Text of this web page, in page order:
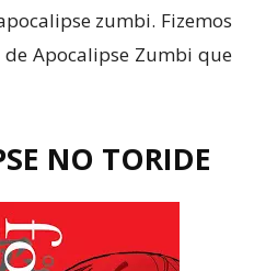
zumbi. Fizemos
Apocalipse Zumbi que
NO TORIDE